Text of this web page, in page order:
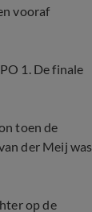
vooraf
1. De finale
toen de
der Meij was
op de